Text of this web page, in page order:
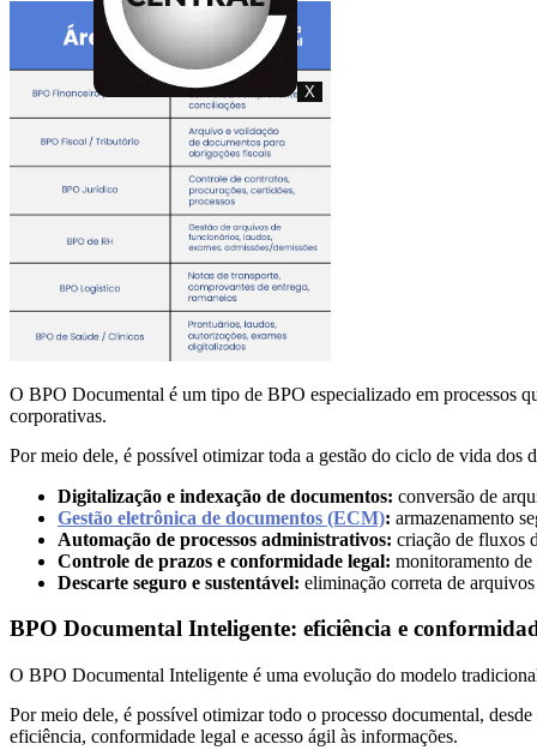
X
O BPO Documental é um tipo de BPO especializado em processos
corporativas.
Por meio dele, é possível otimizar toda a gestão do ciclo de vida dos
Digitalização e indexação de documentos: conversão de
Gestão eletrônica de documentos (ECM): armazenamento
Automação de processos administrativos: criação de fluxos
Controle de prazos e conformidade legal: monitoramento de
Descarte seguro e sustentável: eliminação correta de
BPO Documental Inteligente: eficiência e
O BPO Documental Inteligente é uma evolução do modelo
Por meio dele, é possível otimizar todo o processo documental,
eficiência, conformidade legal e acesso ágil às informações.